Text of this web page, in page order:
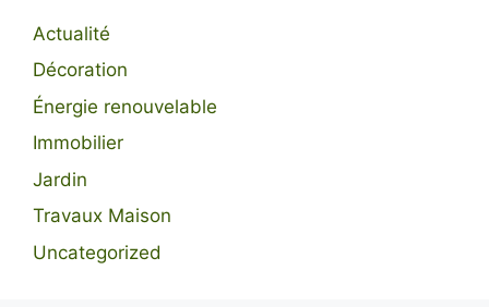
Actualité
Décoration
Énergie renouvelable
Immobilier
Jardin
Travaux Maison
Uncategorized